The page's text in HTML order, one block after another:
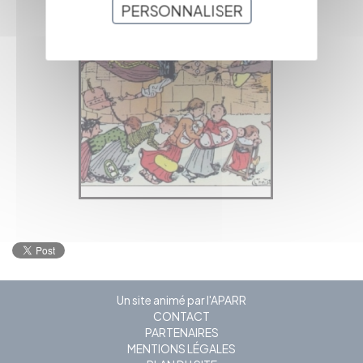
Un site animé par l'APARR
CONTACT
PARTENAIRES
MENTIONS LÉGALES
PERSONNALISER